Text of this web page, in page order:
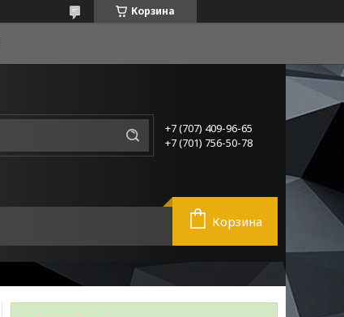
Корзина
+7 (707) 409-96-65
+7 (701) 756-50-78
Корзина